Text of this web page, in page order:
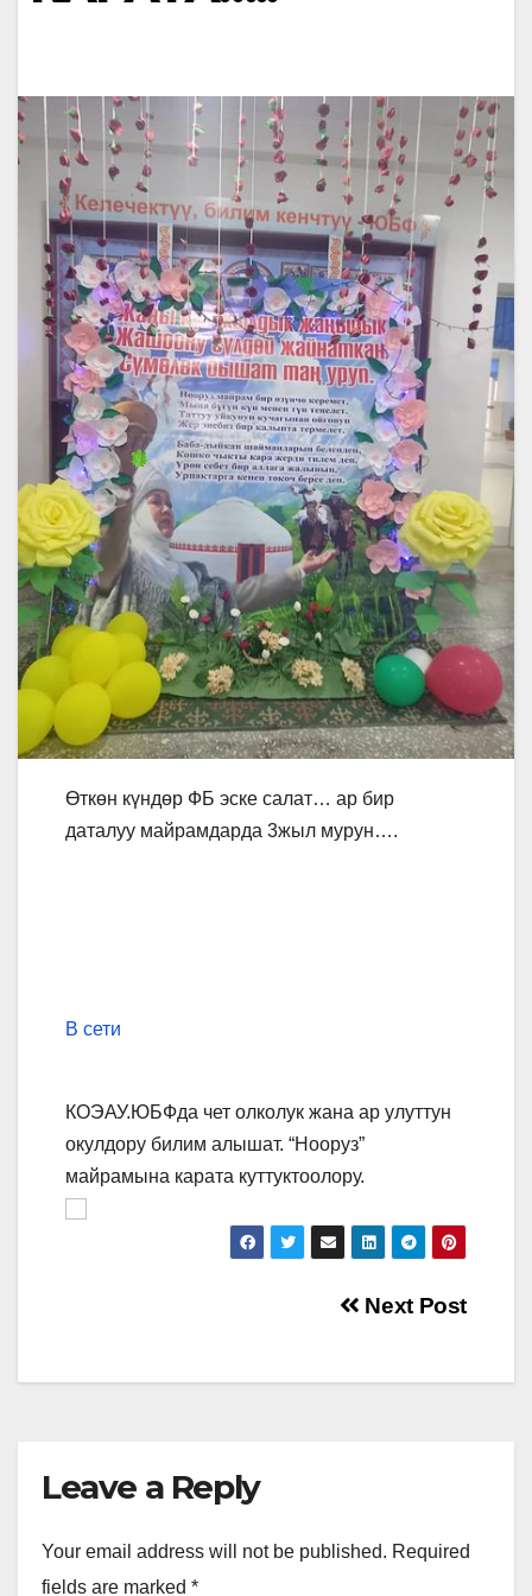
Өткөн күндөр ФБ эске салат… ар бир
даталуу майрамдарда 3жыл мурун….
В сети
КОЭАУ.ЮБФда чет олколук жана ар улуттун
окулдору билим алышат. “Нооруз”
майрамына карата куттуктоолору.
Next Post
Leave a Reply
Your email address will not be published. Required
fields are marked *